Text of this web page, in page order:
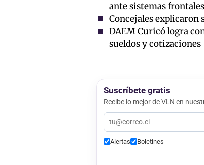
ante sistemas frontales
Concejales explicaron
DAEM Curicó logra
sueldos y cotizaciones
Suscríbete gratis
Recibe lo mejor de VLN en
Alertas Boletines